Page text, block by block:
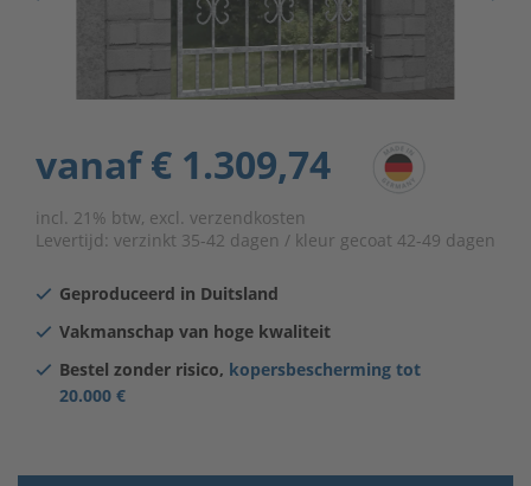
vanaf€ 1.309,74
incl. 21% btw, excl. verzendkosten
Levertijd: verzinkt 35-42 dagen / kleur gecoat 42-49 dagen
Geproduceerd in Duitsland
Vakmanschap van hoge kwaliteit
Bestel zonder risico, kopersbescherming tot
20.000 €